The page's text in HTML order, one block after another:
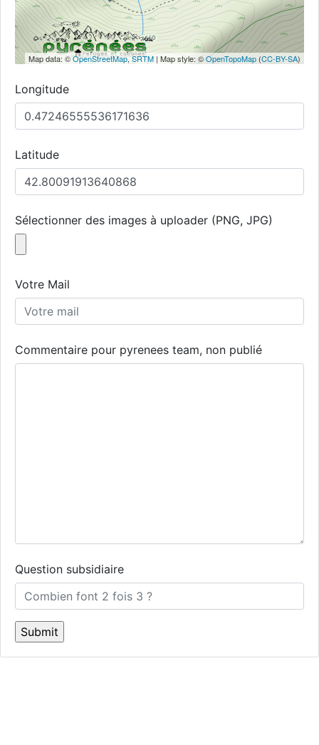
Map data: ©OpenStreetMap,SRTM | Map style: ©OpenTopoMap(CC-BY-SA)
Longitude
Latitude
Sélectionner des images à uploader (PNG, JPG)
Votre Mail
Commentaire pour pyrenees team, non publié
Question subsidiaire